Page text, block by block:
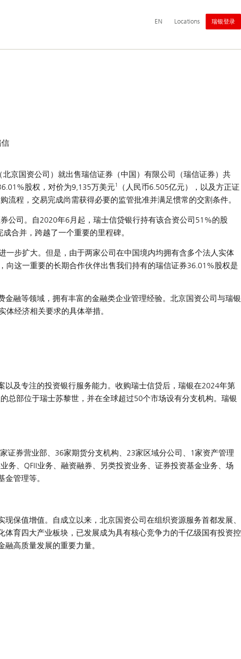
导Switch
English
EN Locations 瑞银登录
京国资公司）就出售瑞信证券（中国）有限公司（瑞信证券）共
股权，对价为9,135万美元1
（人民币6.505亿元），以及方正证
流程，交易完成尚需获得必要的监管批准并满足惯常的交割条件。
公司。自2020年6月起，瑞士信贷银行持有该合资公司51%的股
合并，跨越了一个重要的里程碑。
步扩大。但是，由于两家公司在中国境内均拥有含多个法人实体
这一重要的长期合作伙伴出售我们持有的瑞信证券36.01%股权是
融等领域，拥有丰富的金融类企业管理经验。北京国资公司与瑞银
经济相关要求的具体举措。
及专注的投资银行服务能力。收购瑞士信贷后，瑞银在2024年第
总部位于瑞士苏黎世，并在全球超过50个市场设有分支机构。瑞银
证券营业部、36家期货分支机构、23家区域分公司、1家资产管理
务、QFII业务、融资融券、另类投资业务、证券投资基金业务、场
管理等。
保值增值。自成立以来，北京国资公司在组织资源服务首都发展、
育四大产业板块，已发展成为具有核心竞争力的千亿级国有投资控
高质量发展的重要力量。